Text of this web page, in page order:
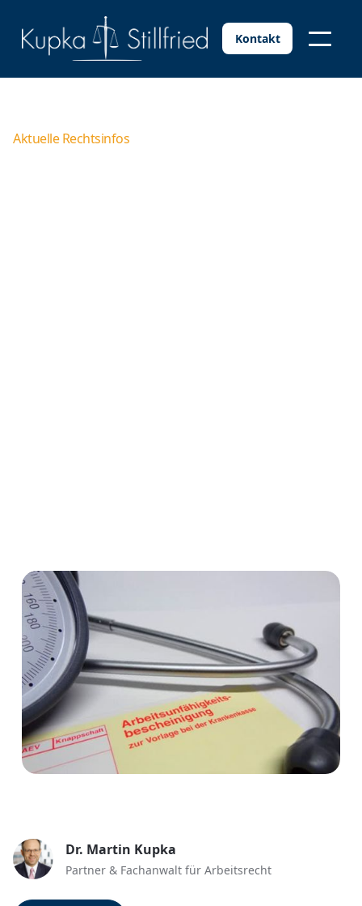
Kontakt
Aktuelle Rechtsinfos
Dr. Martin Kupka
Partner & Fachanwalt für Arbeitsrecht